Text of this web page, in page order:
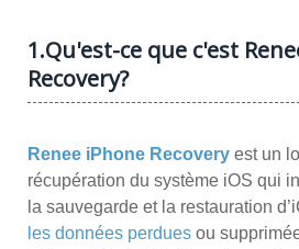
1.Qu'est-ce que c'est
Recovery?
Renee iPhone Recovery est un
récupération du système iOS qui
la sauvegarde et la restauration
les données perdues ou